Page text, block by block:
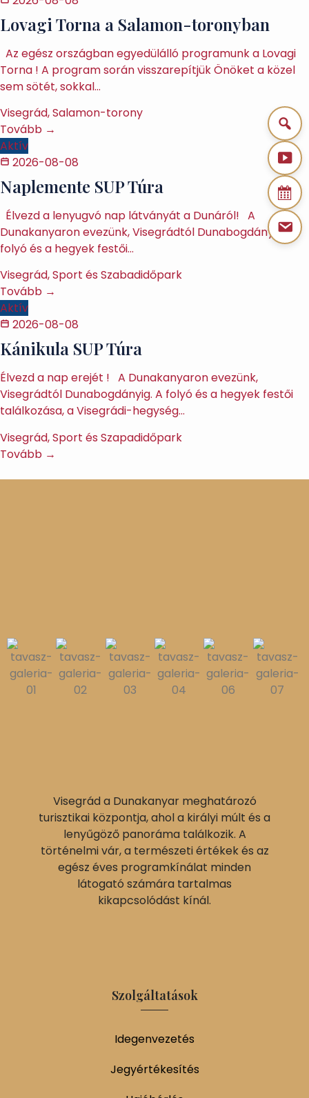
Lovagi Torna a Salamon-toronyban
Az egész országban egyedülálló programunk a Lovagi
Torna ! A program során visszarepítjük Önöket a közel
sem sötét, sokkal…
Visegrád, Salamon-torony
Tovább →
Aktív
2026-08-08
Naplemente SUP Túra
Élvezd a lenyugvó nap látványát a Dunáról! A
Dunakanyaron evezünk, Visegrádtól Dunabogdányig A
folyó és a hegyek festői…
Visegrád, Sport és Szabadidőpark
Tovább →
Aktív
2026-08-08
Kánikula SUP Túra
Élvezd a nap erejét ! A Dunakanyaron evezünk,
Visegrádtól Dunabogdányig. A folyó és a hegyek festői
találkozása, a Visegrádi-hegység…
Visegrád, Sport és Szapadidőpark
Tovább →
Visegrád a Dunakanyar meghatározó
turisztikai központja, ahol a királyi múlt és a
lenyűgöző panoráma találkozik. A
történelmi vár, a természeti értékek és az
egész éves programkínálat minden
látogató számára tartalmas
kikapcsolódást kínál.
Szolgáltatások
Idegenvezetés
Jegyértékesítés